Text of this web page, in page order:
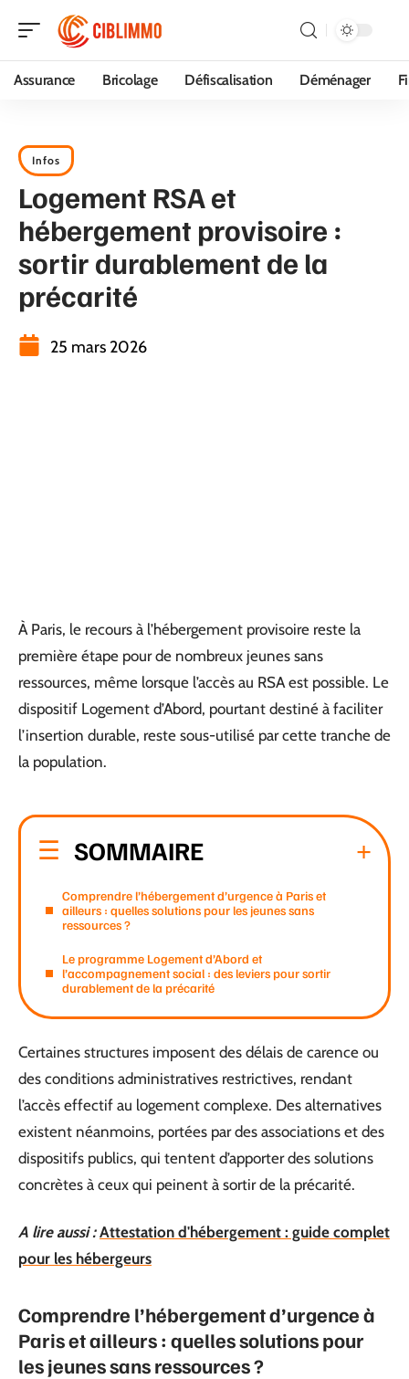
Assurance Bricolage Défiscalisation Déménager
Infos
Logement RSA et
hébergement provisoire :
sortir durablement de la
précarité
25 mars 2026
À Paris, le recours à l’hébergement provisoire reste la
première étape pour de nombreux jeunes sans
ressources, même lorsque l’accès au RSA est possible. Le
dispositif Logement d’Abord, pourtant destiné à faciliter
l’insertion durable, reste sous-utilisé par cette tranche de
la population.
SOMMAIRE
Comprendre l’hébergement d’urgence à Paris et
ailleurs : quelles solutions pour les jeunes sans
ressources ?
Le programme Logement d’Abord et
l’accompagnement social : des leviers pour sortir
durablement de la précarité
Certaines structures imposent des délais de carence ou
des conditions administratives restrictives, rendant
l’accès effectif au logement complexe. Des alternatives
existent néanmoins, portées par des associations et des
dispositifs publics, qui tentent d’apporter des solutions
concrètes à ceux qui peinent à sortir de la précarité.
A lire aussi : Attestation d'hébergement : guide complet
pour les hébergeurs
Comprendre l’hébergement d’urgence à
Paris et ailleurs : quelles solutions pour
les jeunes sans ressources ?